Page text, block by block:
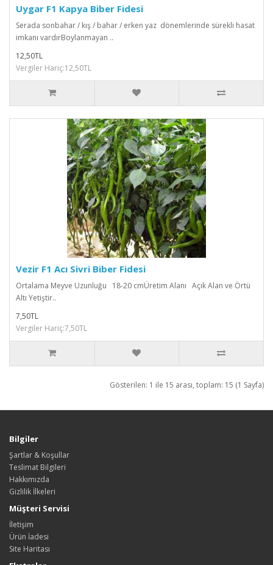
Uygar F1 Kapya Biber Fidesi
Serada sonbahar / kış / bahar / erken yaz dönemlerinde sürekli hasat
imkanı vardırBoylanmayan ..
12,50TL
Vergiler Hariç:12,50TL
Vezir F1 Acı Sivri Biber Fidesi
Ortalama Meyve Uzunluğu 18-20 cmÜretim Alanı Açık Alan ve Örtü
Altı Yetiştir..
7,50TL
Vergiler Hariç:7,50TL
Gösterilen: 1 ile 15 arası, toplam: 15 (1 Sayfa)
Bilgiler
Şartlar & Koşullar
Teslimat Bilgileri
Hakkımızda
Gizlilik İlkeleri
Müşteri Servisi
İletişim
Ürün İadesi
Site Haritası